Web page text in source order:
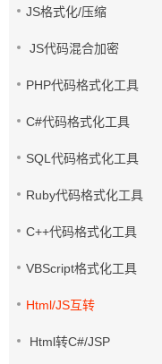
JS格式化/压缩
JS代码混合加密
PHP代码格式化工具
C#代码格式化工具
SQL代码格式化工具
Ruby代码格式化工具
C++代码格式化工具
VBScript格式化工具
Html/JS互转
Html转C#/JSP